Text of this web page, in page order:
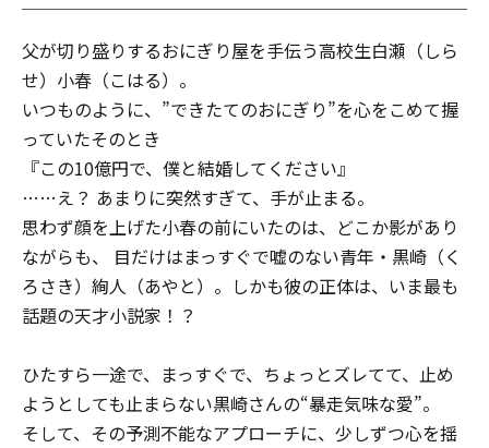
父が切り盛りするおにぎり屋を手伝う高校生白瀬（しら
せ）小春（こはる）。
いつものように、”できたてのおにぎり”を心をこめて握
っていた――そのとき
『この10億円で、僕と結婚してください』
……え？ あまりに突然すぎて、手が止まる。
思わず顔を上げた小春の前にいたのは、どこか影があり
ながらも、 目だけはまっすぐで嘘のない青年・黒崎（く
ろさき）絢人（あやと）。しかも彼の正体は、いま最も
話題の天才小説家！？
ひたすら一途で、まっすぐで、ちょっとズレてて、止め
ようとしても止まらない黒崎さんの“暴走気味な愛”。
そして、その予測不能なアプローチに、少しずつ心を揺